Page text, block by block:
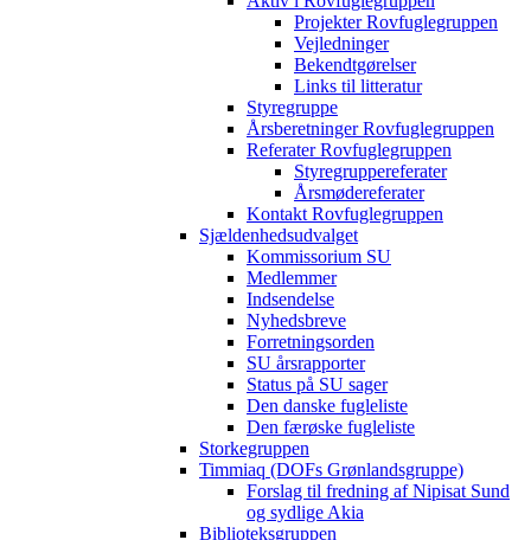
Projekter Rovfuglegruppen
Vejledninger
Bekendtgørelser
Links til litteratur
Styregruppe
Årsberetninger Rovfuglegruppen
Referater Rovfuglegruppen
Styregruppereferater
Årsmødereferater
Kontakt Rovfuglegruppen
Sjældenhedsudvalget
Kommissorium SU
Medlemmer
Indsendelse
Nyhedsbreve
Forretningsorden
SU årsrapporter
Status på SU sager
Den danske fugleliste
Den færøske fugleliste
Storkegruppen
Timmiaq (DOFs Grønlandsgruppe)
Forslag til fredning af Nipisat Sund
og sydlige Akia
Biblioteksgruppen